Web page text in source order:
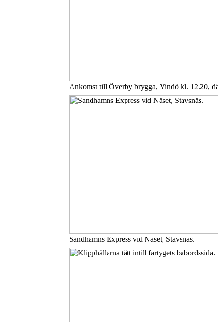
Ankomst till Överby brygga, Vindö kl. 12.20,
Sandhamns Express vid Näset, Stavsnäs.